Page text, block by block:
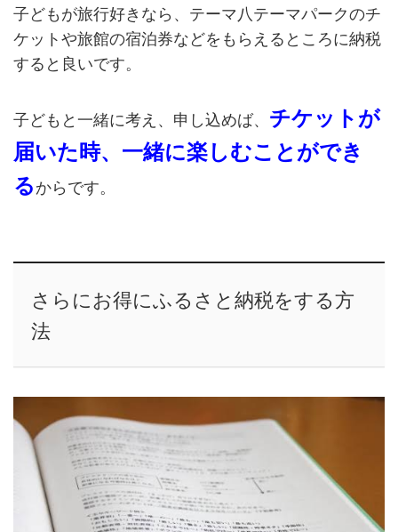
子どもが旅行好きなら、テーマ八テーマパークのチ
ケットや旅館の宿泊券などをもらえるところに納税
すると良いです。
子どもと一緒に考え、申し込めば、 チケットが
届いた時、一緒に楽しむことができ
る からです。
さらにお得にふるさと納税をする方
法